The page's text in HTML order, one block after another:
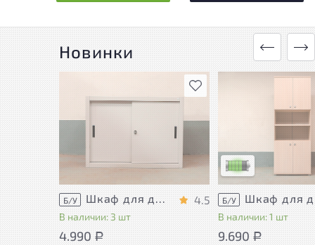
Новинки
В избранное
Б/У Шкаф для документов Металл
В наличии: 3 шт
4.5
4.990 Р
незначительные
эксплуатации, не
использования
Низкая степень
Б/У
В наличии: 1 шт
9.690 Р